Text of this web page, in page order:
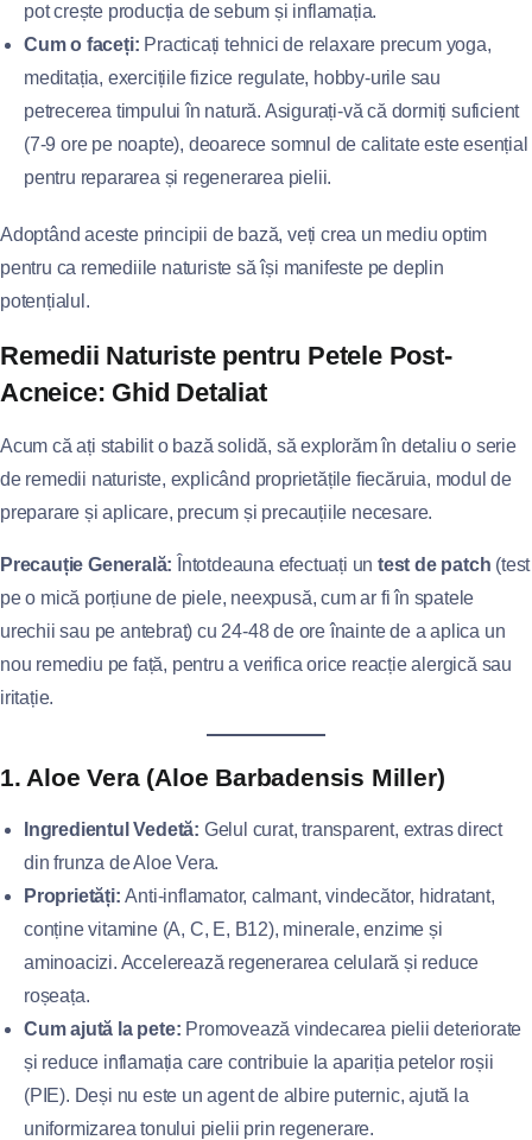
pot crește producția de sebum și inflamația.
Cum o faceți: Practicați tehnici de relaxare precum yoga,
meditația, exercițiile fizice regulate, hobby-urile sau
petrecerea timpului în natură. Asigurați-vă că dormiți suficient
(7-9 ore pe noapte), deoarece somnul de calitate este esențial
pentru repararea și regenerarea pielii.
Adoptând aceste principii de bază, veți crea un mediu optim
pentru ca remediile naturiste să își manifeste pe deplin
potențialul.
Remedii Naturiste pentru Petele Post-
Acneice: Ghid Detaliat
Acum că ați stabilit o bază solidă, să explorăm în detaliu o serie
de remedii naturiste, explicând proprietățile fiecăruia, modul de
preparare și aplicare, precum și precauțiile necesare.
Precauție Generală: Întotdeauna efectuați untest de patch (test
pe o mică porțiune de piele, neexpusă, cum ar fi în spatele
urechii sau pe antebraț) cu 24-48 de ore înainte de a aplica un
nou remediu pe față, pentru a verifica orice reacție alergică sau
iritație.
1. Aloe Vera (Aloe Barbadensis Miller)
Ingredientul Vedetă: Gelul curat, transparent, extras direct
din frunza de Aloe Vera.
Proprietăți: Anti-inflamator, calmant, vindecător, hidratant,
conține vitamine (A, C, E, B12), minerale, enzime și
aminoacizi. Accelerează regenerarea celulară și reduce
roșeața.
Cum ajută la pete: Promovează vindecarea pielii deteriorate
și reduce inflamația care contribuie la apariția petelor roșii
(PIE). Deși nu este un agent de albire puternic, ajută la
uniformizarea tonului pielii prin regenerare.